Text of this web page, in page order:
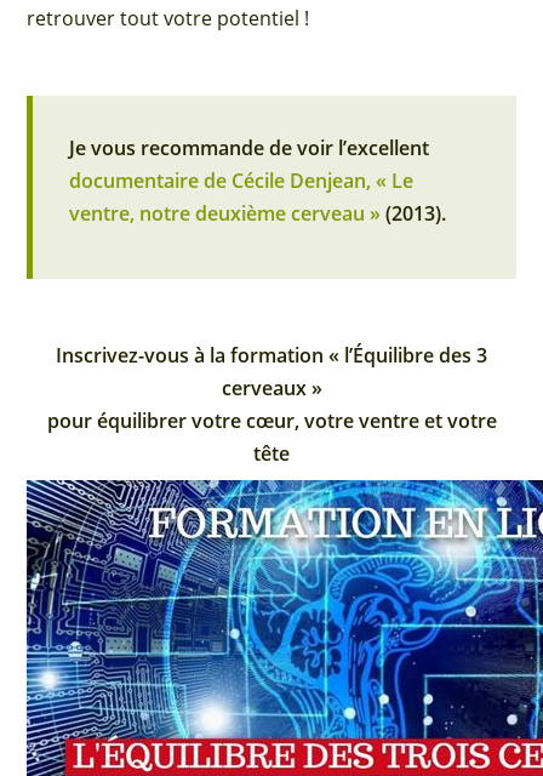
retrouver tout votre potentiel !
Je vous recommande de voir l’excellent
documentaire de Cécile Denjean, « Le
ventre, notre deuxième cerveau »(2013).
Inscrivez-vous à la formation « l’Équilibre des 3
cerveaux »
pour équilibrer votre cœur, votre ventre et votre
tête